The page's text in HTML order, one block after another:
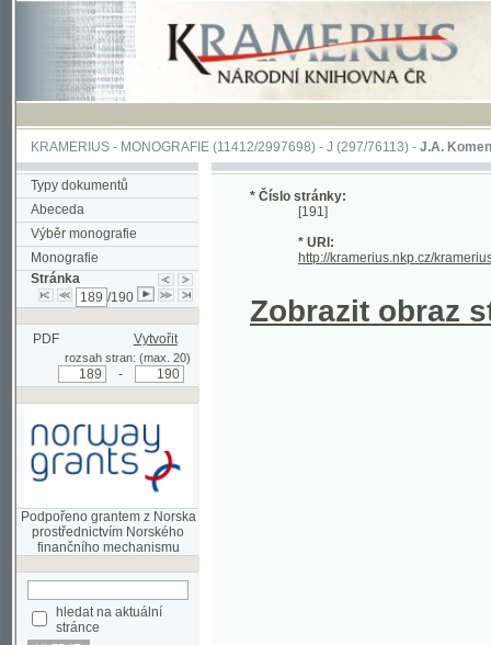
KRAMERIUS-MONOGRAFIE(11412/2997698) -J (297/76113)-J.A. Komenského
Typy dokumentů
Abeceda
Výběr monografie
Monografie
Stránka
/190
PDF Vytvořit
rozsah stran: (max. 20)
Podpořeno grantem z Norska
prostřednictvím Norského
hledat na aktuální
stránce
Pokročilé vyhledávání
* Číslo stránky:
[191]
* URI:
http://kramerius.nkp.cz/kramerius/